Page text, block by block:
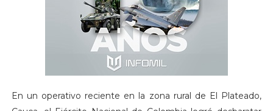
En un operativo reciente en la zona rural de El Plateado,